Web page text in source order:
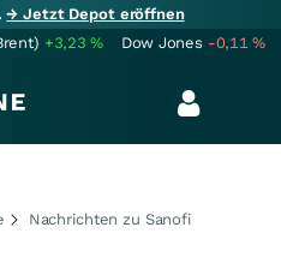
→ Jetzt Depot eröffnen
+3,23% Dow Jones -0,11%
Nachrichten zu Sanofi